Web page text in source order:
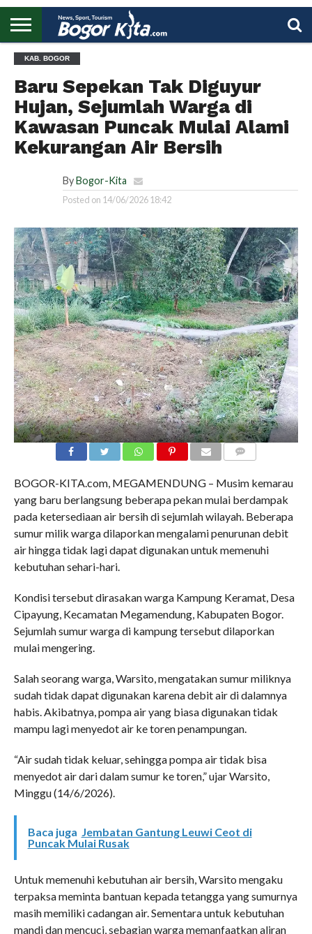
BOGOR
REGIONAL
NASIONAL
PENDIDIKAN
WISATA
OLAHRAGA
LAPORAN
PROFIL
KAB. BOGOR
Baru Sepekan Tak Diguyur
Hujan, Sejumlah Warga di
Kawasan Puncak Mulai Alami
Kekurangan Air Bersih
By Bogor-Kita
Posted on 14/06/2026 18:42
BOGOR-KITA.com, MEGAMENDUNG – Musim kemarau
yang baru berlangsung beberapa pekan mulai berdampak
pada ketersediaan air bersih di sejumlah wilayah. Beberapa
sumur milik warga dilaporkan mengalami penurunan debit
air hingga tidak lagi dapat digunakan untuk memenuhi
kebutuhan sehari-hari.
Kondisi tersebut dirasakan warga Kampung Keramat, Desa
Cipayung, Kecamatan Megamendung, Kabupaten Bogor.
Sejumlah sumur warga di kampung tersebut dilaporkan
mulai mengering.
Salah seorang warga, Warsito, mengatakan sumur miliknya
sudah tidak dapat digunakan karena debit air di dalamnya
habis. Akibatnya, pompa air yang biasa digunakan tidak
mampu lagi menyedot air ke toren penampungan.
“Air sudah tidak keluar, sehingga pompa air tidak bisa
menyedot air dari dalam sumur ke toren,” ujar Warsito,
Minggu (14/6/2026).
Baca juga Jembatan Gantung Leuwi Ceot di
Puncak Mulai Rusak
Untuk memenuhi kebutuhan air bersih, Warsito mengaku
terpaksa meminta bantuan kepada tetangga yang sumurnya
masih memiliki cadangan air. Sementara untuk kebutuhan
mandi dan mencuci, sebagian warga memanfaatkan aliran